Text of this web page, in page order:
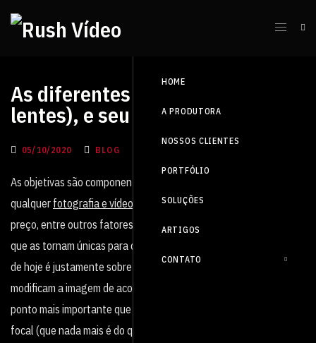
HOME
A PRODUTORA
NOSSOS CLIENTES
PORTFÓLIO
SOLUÇÕES
ARTIGOS
CONTATO
As diferentes objetivas (ou
lentes), e seu funcionamento
05/10/2020 BLOG
As objetivas são componentes essenciais para a execução de
qualquer fotografia e vídeo , elas podem variar de tamanho, tipo,
preço, entre outros fatores dentro de suas estruturas complexas
que as tornam únicas para cada tipo de produção. E nosso artigo
de hoje é justamente sobre isso, os tipos de lentes e como elas
modificam a imagem de acordo com a intenção de quem as usa. O
ponto mais importante que as diferencia de fato, é a distância
focal (que nada mais é do que a distância do ponto de